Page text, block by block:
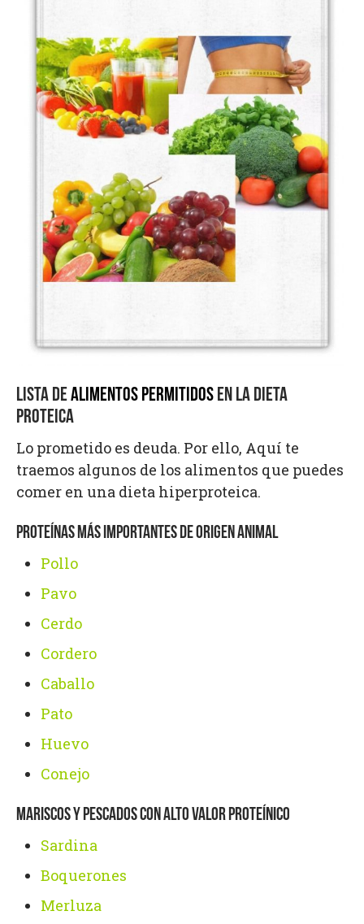
LISTA DEALIMENTOS PERMITIDOS EN LA DIETA
PROTEICA
Lo prometido es deuda. Por ello, Aquí te
traemos algunos de los alimentos que puedes
comer en una dieta hiperproteica.
PROTEÍNAS MÁS IMPORTANTES DE ORIGEN ANIMAL
Pollo
Pavo
Cerdo
Cordero
Caballo
Pato
Huevo
Conejo
MARISCOS Y PESCADOS CON ALTO VALOR PROTEÍNICO
Sardina
Boquerones
Merluza